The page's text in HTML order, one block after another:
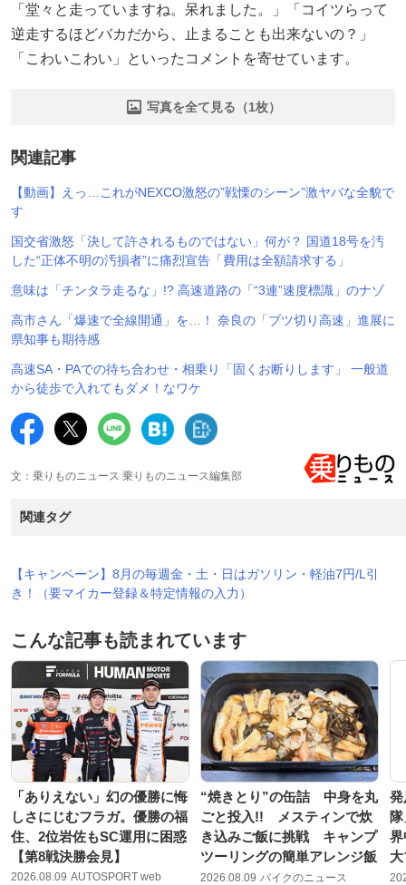
「堂々と走っていますね。呆れました。」「コイツらって
逆走するほどバカだから、止まることも出来ないの？」
「こわいこわい」といったコメントを寄せています。
写真を全て見る（1枚）
関連記事
【動画】えっ…これがNEXCO激怒の”戦慄のシーン”激ヤバな全貌で
す
国交省激怒「決して許されるものではない」何が？ 国道18号を汚
した“正体不明の汚損者”に痛烈宣告「費用は全額請求する」
意味は「チンタラ走るな」!? 高速道路の「“3連”速度標識」のナゾ
高市さん「爆速で全線開通」を…！ 奈良の「ブツ切り高速」進展に
県知事も期待感
高速SA・PAでの待ち合わせ・相乗り「固くお断りします」 一般道
から徒歩で入れてもダメ！なワケ
文：乗りものニュース 乗りものニュース編集部
関連タグ
【キャンペーン】8月の毎週金・土・日はガソリン・軽油7円/L引
き！（要マイカー登録＆特定情報の入力）
こんな記事も読まれています
「ありえない」幻の優勝に悔
しさにじむフラガ。優勝の福
住、2位岩佐もSC運用に困惑
【第8戦決勝会見】
2026.08.09 AUTOSPORT web
“焼きとり”の缶詰 中身を丸
ごと投入!! メスティンで炊
き込みご飯に挑戦 キャンプ
ツーリングの簡単アレンジ飯
2026.08.09 バイクのニュース
発